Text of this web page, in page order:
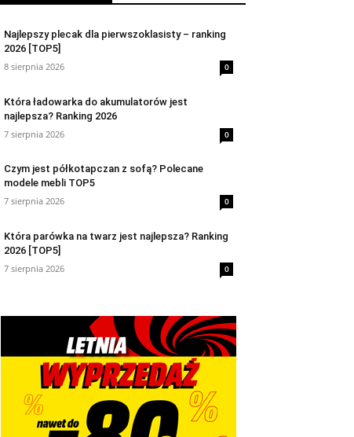
Najlepszy plecak dla pierwszoklasisty – ranking
2026 [TOP5]
8 sierpnia 2026
0
Która ładowarka do akumulatorów jest
najlepsza? Ranking 2026
7 sierpnia 2026
0
Czym jest półkotapczan z sofą? Polecane
modele mebli TOP5
7 sierpnia 2026
0
Która parówka na twarz jest najlepsza? Ranking
2026 [TOP5]
7 sierpnia 2026
0